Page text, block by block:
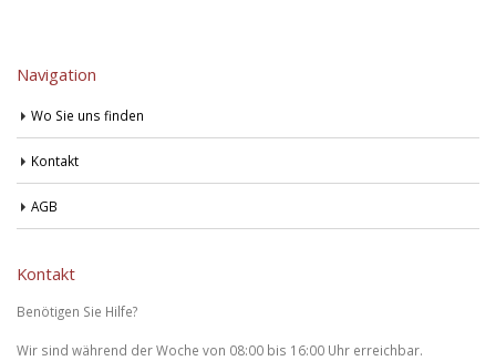
Navigation
Wo Sie uns finden
Kontakt
AGB
Kontakt
Benötigen Sie Hilfe?
Wir sind während der Woche von 08:00 bis 16:00 Uhr erreichbar.